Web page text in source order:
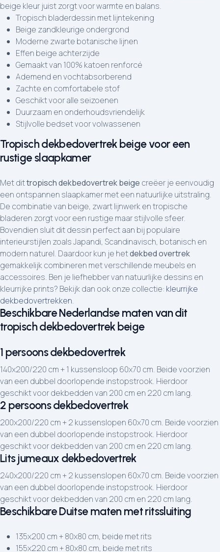
beige kleur juist zorgt voor warmte en balans.
Tropisch bladerdessin met lijntekening
Beige zandkleurige ondergrond
Moderne zwarte botanische lijnen
Effen beige achterzijde
Gemaakt van 100% katoen renforcé
Ademend en vochtabsorberend
Zachte en comfortabele stof
Geschikt voor alle seizoenen
Duurzaam en onderhoudsvriendelijk
Stijlvolle bedset voor volwassenen
Tropisch dekbedovertrek beige voor een
rustige slaapkamer
Met dittropisch dekbedovertrek beige creëer je eenvoudig
een ontspannen slaapkamer met een natuurlijke uitstraling.
De combinatie van beige, zwart lijnwerk en tropische
bladeren zorgt voor een rustige maar stijlvolle sfeer.
Bovendien sluit dit dessin perfect aan bij populaire
interieurstijlen zoals Japandi, Scandinavisch, botanisch en
modern naturel. Daardoor kun je hetdekbed overtrek
gemakkelijk combineren met verschillende meubels en
accessoires. Ben je liefhebber van natuurlijke dessins en
kleurrijke prints? Bekijk dan ook onze collectie: kleurrijke
dekbedovertrekken.
Beschikbare Nederlandse maten van dit
tropisch dekbedovertrek beige
1 persoons dekbedovertrek
140x200/220 cm + 1 kussensloop 60x70 cm. Beide voorzien
van een dubbel doorlopende instopstrook. Hierdoor
geschikt voor dekbedden van 200 cm en 220 cm lang.
2 persoons dekbedovertrek
200x200/220 cm + 2 kussenslopen 60x70 cm. Beide voorzien
van een dubbel doorlopende instopstrook. Hierdoor
geschikt voor dekbedden van 200 cm en 220 cm lang.
Lits jumeaux dekbedovertrek
240x200/220 cm + 2 kussenslopen 60x70 cm. Beide voorzien
van een dubbel doorlopende instopstrook. Hierdoor
geschikt voor dekbedden van 200 cm en 220 cm lang.
Beschikbare Duitse maten met ritssluiting
135x200 cm + 80x80 cm, beide met rits
155x220 cm + 80x80 cm, beide met rits